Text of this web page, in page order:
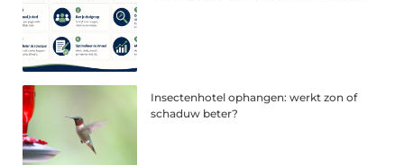
Insectenhotel ophangen: werkt zon of
schaduw beter?